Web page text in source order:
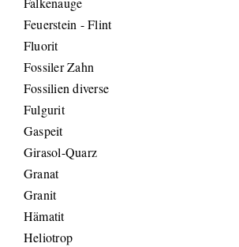
Feuerstein - Flint
Fluorit
Fossiler Zahn
Fossilien diverse
Fulgurit
Gaspeit
Girasol-Quarz
Granat
Granit
Hämatit
Heliotrop